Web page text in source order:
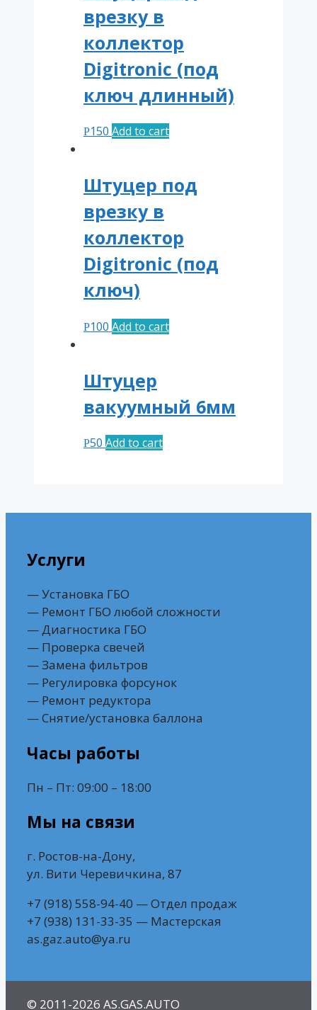
врезку в
коллектор
Digitronic (под
ключ длинный)
Р150 Add to cart
Штуцер под
врезку в
коллектор
Digitronic (под
ключ)
Р100 Add to cart
Штуцер
вакуумный 6мм
Р50 Add to cart
Услуги
— Установка ГБО
— Ремонт ГБО любой сложности
— Диагностика ГБО
— Проверка свечей
— Замена фильтров
— Регулировка форсунок
— Ремонт редуктора
— Снятие/установка баллона
Часы работы
Пн – Пт: 09:00 – 18:00
Мы на связи
г. Ростов-на-Дону,
ул. Вити Черевичкина, 87
+7 (918) 558-94-40 — Отдел продаж
+7 (938) 131-33-35 — Мастерская
as.gaz.auto@ya.ru
© 2011-2026 AS.GAS.AUTO